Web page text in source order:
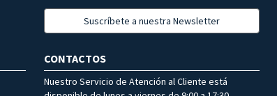
Suscríbete a nuestra Newsletter
CONTACTOS
Nuestro Servicio de Atención al Cliente está